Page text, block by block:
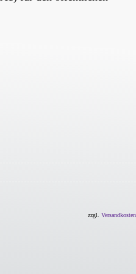
zzgl. Versandkosten